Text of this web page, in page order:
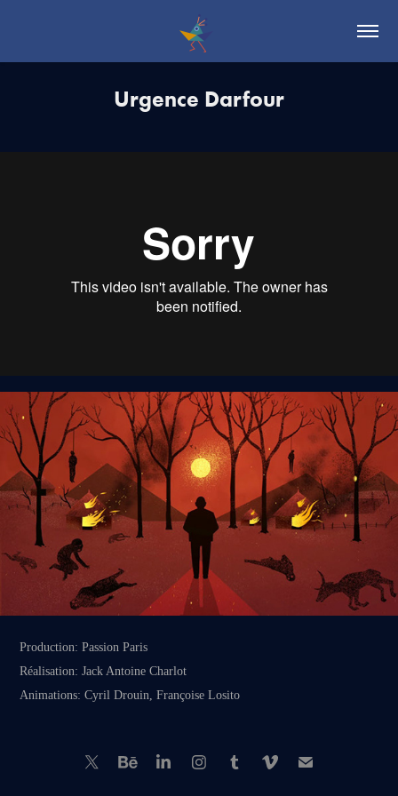
Urgence Darfour
Production: Passion Paris
Réalisation: Jack Antoine Charlot
Animations: Cyril Drouin, Françoise Losito